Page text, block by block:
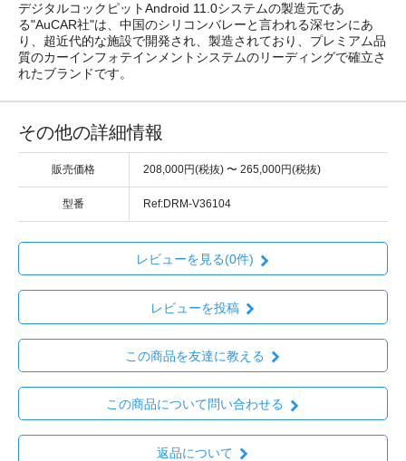
デジタルコックピットAndroid 11.0システムの製造元であ
る"AuCAR社"は、中国のシリコンバレーと言われる深センにあ
り、超近代的な施設で開発され、製造されており、プレミアム品
質のカーインフォテインメントシステムのリーディングで確立さ
れたブランドです。
その他の詳細情報
販売価格 208,000円(税抜) 〜 265,000円(税抜)
型番 Ref:DRM-V36104
レビューを見る(0件)
レビューを投稿
この商品を友達に教える
この商品について問い合わせる
返品について